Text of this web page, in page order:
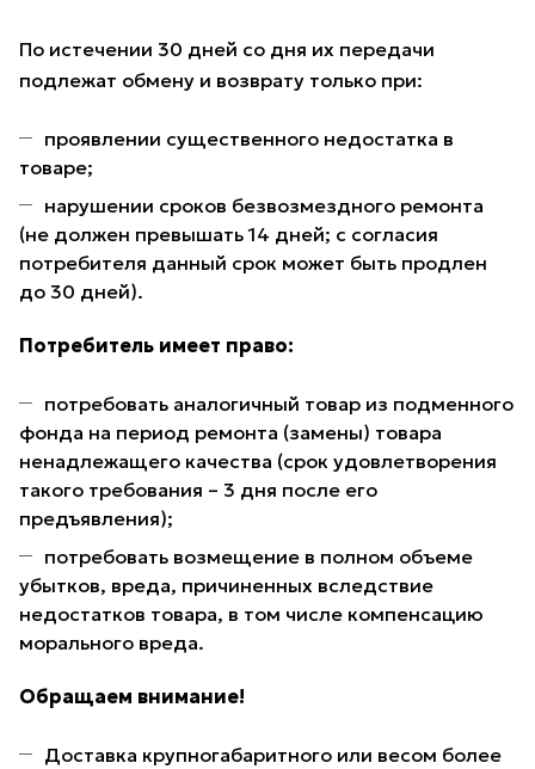
По истечении 30 дней со дня их передачи
подлежат обмену и возврату только при:
проявлении существенного недостатка в
товаре;
нарушении сроков безвозмездного ремонта
(не должен превышать 14 дней; с согласия
потребителя данный срок может быть продлен
до 30 дней).
Потребитель имеет право:
потребовать аналогичный товар из подменного
фонда на период ремонта (замены) товара
ненадлежащего качества (срок удовлетворения
такого требования – 3 дня после его
предъявления);
потребовать возмещение в полном объеме
убытков, вреда, причиненных вследствие
недостатков товара, в том числе компенсацию
морального вреда.
Обращаем внимание!
Доставка крупногабаритного или весом более